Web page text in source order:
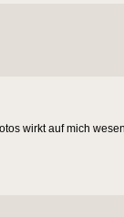
wirkt auf mich